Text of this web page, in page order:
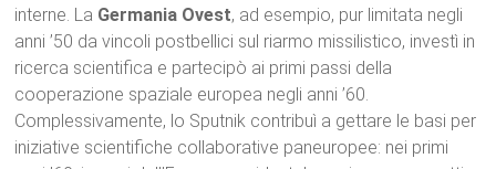
interne. La Germania Ovest, ad esempio, pur limitata negli
anni ’50 da vincoli postbellici sul riarmo missilistico, investì in
ricerca scientifica e partecipò ai primi passi della
cooperazione spaziale europea negli anni ’60.
Complessivamente, lo Sputnik contribuì a gettare le basi per
iniziative scientifiche collaborative paneuropee: nei primi